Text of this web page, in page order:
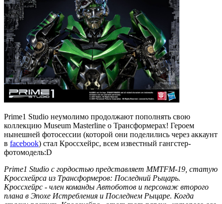
Prime1 Studio неумолимо продолжают пополнять свою
коллекцию Museum Masterline о Трансформерах! Героем
нынешней фотосессии (которой они поделились через аккаунт
в facebook) стал Кроссхейрс, всем известный гангстер-
фотомодель:D
Prime1 Studio с гордостью представляет MMTFM-19, статую
Кроссхейрса из Трансформеров: Последний Рыцарь.
Кроссхейрс - член команды Автоботов и персонаж второго
плана в Эпохе Истребления и Последнем Рыцаре. Когда